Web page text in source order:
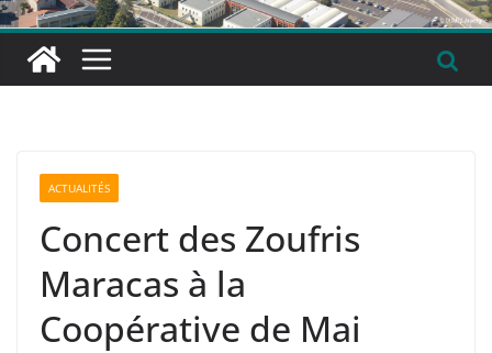
ACTUALITÉS
Concert des Zoufris
Maracas à la
Coopérative de Mai